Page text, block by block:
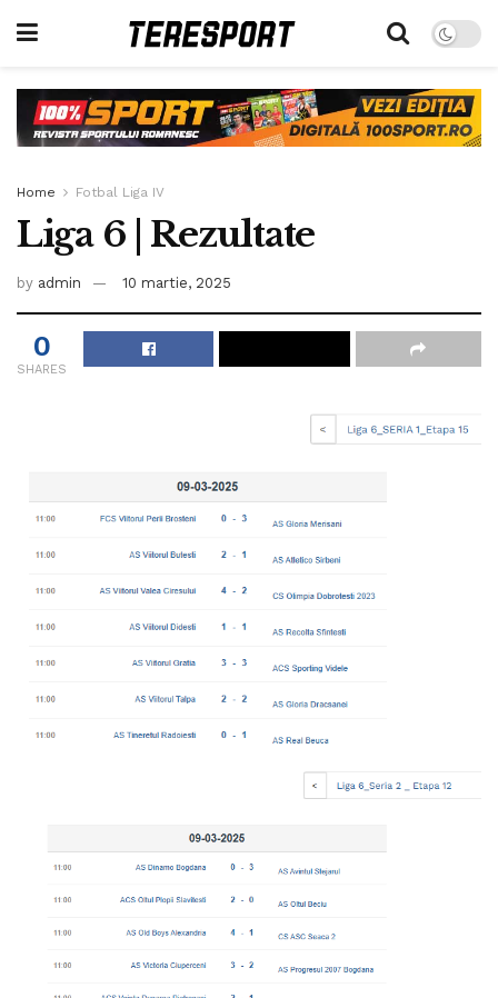
Home Fotbal Liga IV
Liga 6 | Rezultate
by admin 10 martie, 2025
0
SHARES